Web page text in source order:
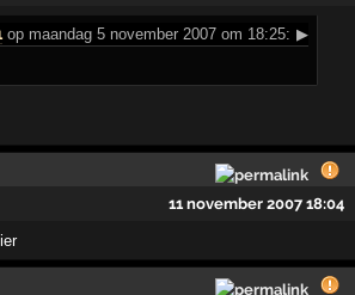
op maandag 5 november 2007 om 18:25: ▶
11 november 2007 18:04